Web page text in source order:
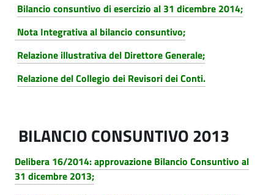
Bilancio consuntivo di esercizio al 31 dicembre 2014;
Nota Integrativa al bilancio consuntivo;
Relazione illustrativa del Direttore Generale;
Relazione del Collegio dei Revisori dei Conti.
BILANCIO CONSUNTIVO 2013
Delibera 16/2014: approvazione Bilancio Consuntivo al
31 dicembre 2013;